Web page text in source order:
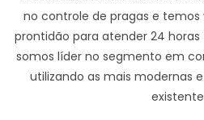
no controle de pragas e temos
prontidão para atender 24
somos líder no segmento em
utilizando as mais modernas